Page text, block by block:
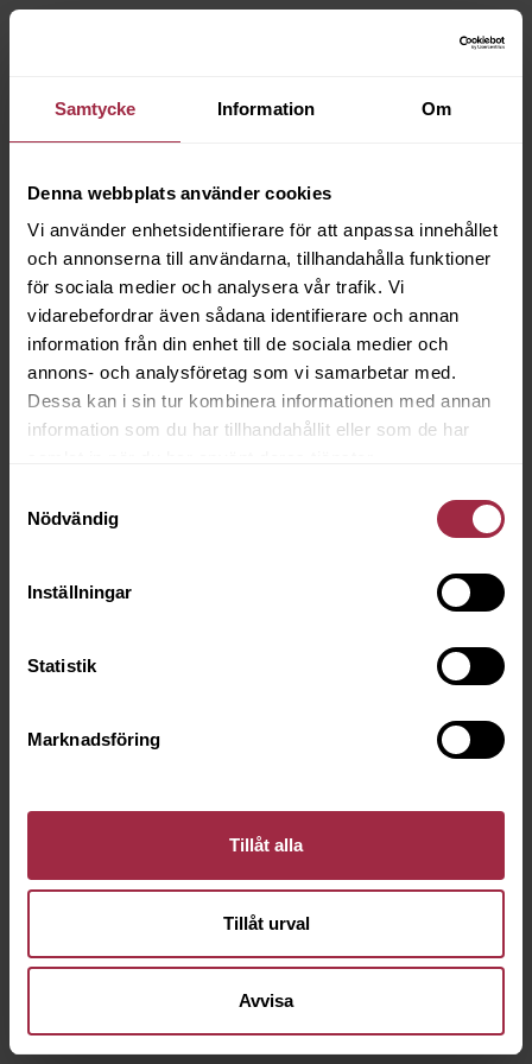
Samtycke Information Om
Denna webbplats använder cookies
Vi använder enhetsidentifierare för att anpassa innehållet
och annonserna till användarna, tillhandahålla funktioner
för sociala medier och analysera vår trafik. Vi
vidarebefordrar även sådana identifierare och annan
information från din enhet till de sociala medier och
annons- och analysföretag som vi samarbetar med.
Dessa kan i sin tur kombinera informationen med annan
information som du har tillhandahållit eller som de har
Nödvändig
Inställningar
Statistik
Marknadsföring
Tillåt alla
Tillåt urval
Avvisa